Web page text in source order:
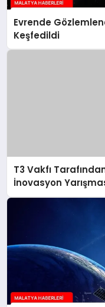
Evrende
Keşfedildi
T3 Vakfı
İnovasyon